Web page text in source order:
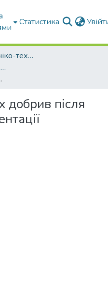
Статистика
Факультет Механіко-технологічний
Кафедра Експлуатації та технічного сервісу машин
добрив після